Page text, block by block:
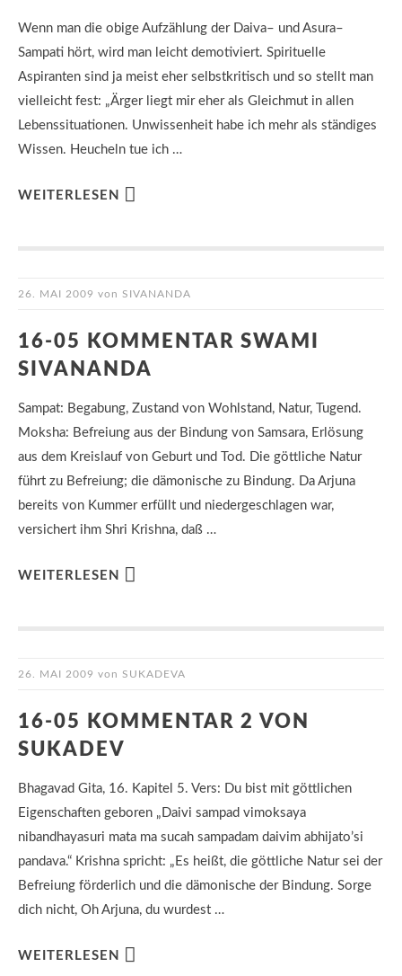
Wenn man die obige Aufzählung der Daiva– und Asura–
Sampati hört, wird man leicht demotiviert. Spirituelle
Aspiranten sind ja meist eher selbstkritisch und so stellt man
vielleicht fest: „Ärger liegt mir eher als Gleichmut in allen
Lebenssituationen. Unwissenheit habe ich mehr als ständiges
Wissen. Heucheln tue ich …
WEITERLESEN
26. MAI 2009 von SIVANANDA
16-05 KOMMENTAR SWAMI
SIVANANDA
Sampat: Begabung, Zustand von Wohlstand, Natur, Tugend.
Moksha: Befreiung aus der Bindung von Samsara, Erlösung
aus dem Kreislauf von Geburt und Tod. Die göttliche Natur
führt zu Befreiung; die dämonische zu Bindung. Da Arjuna
bereits von Kummer erfüllt und niedergeschlagen war,
versichert ihm Shri Krishna, daß …
WEITERLESEN
26. MAI 2009 von SUKADEVA
16-05 KOMMENTAR 2 VON
SUKADEV
Bhagavad Gita, 16. Kapitel 5. Vers: Du bist mit göttlichen
Eigenschaften geboren „Daivi sampad vimoksaya
nibandhayasuri mata ma sucah sampadam daivim abhijato’si
pandava.“ Krishna spricht: „Es heißt, die göttliche Natur sei der
Befreiung förderlich und die dämonische der Bindung. Sorge
dich nicht, Oh Arjuna, du wurdest …
WEITERLESEN